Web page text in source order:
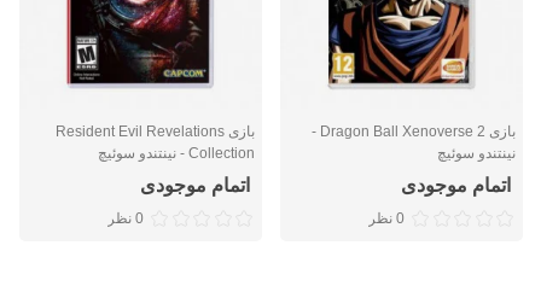
بازی Dragon Ball Xenoverse 2 -
نینتندو سوئیچ
اتمام موجودی
0 نظر
بازی Resident Evil Revelations
Collection - نینتندو سوئیچ
اتمام موجودی
0 نظر